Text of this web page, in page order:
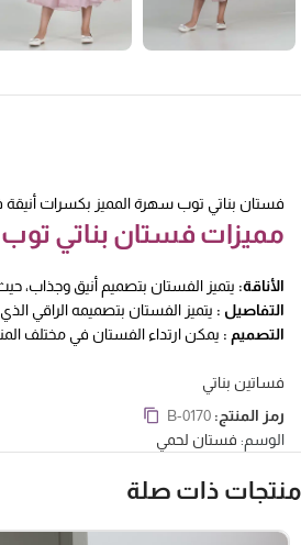
فستان بناتي توب سهرة المميز بكسرات
مميزات فستان بناتي
الأناقة: يتميز الفستان بتصميم أنيق وجذاب،
التفاصيل : يتميز الفستان بتصميمه الراقي
التصميم : يمكن ارتداء الفستان في مختلف
فساتين بناتي
رمز المنتج: B-0170
الوسم: فستان لحمي
منتجات ذات صلة